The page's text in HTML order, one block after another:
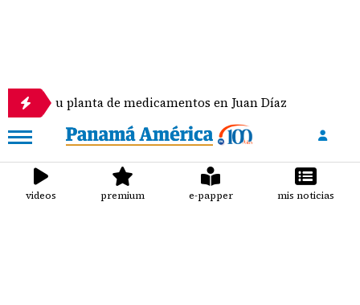
de medicamentos en Juan Díaz
videos premium e-papper mis noticias